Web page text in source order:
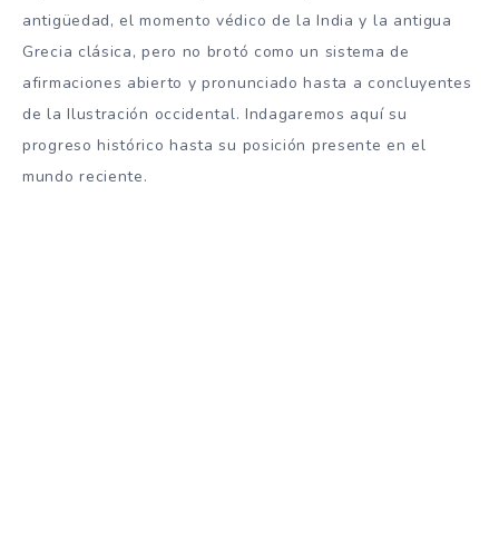
antigüedad, el momento védico de la India y la antigua
Grecia clásica, pero no brotó como un sistema de
afirmaciones abierto y pronunciado hasta a concluyentes
de la Ilustración occidental. Indagaremos aquí su
progreso histórico hasta su posición presente en el
mundo reciente.